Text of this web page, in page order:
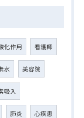
化作用 看護師
水 美容院
吸入
肺炎 心疾患